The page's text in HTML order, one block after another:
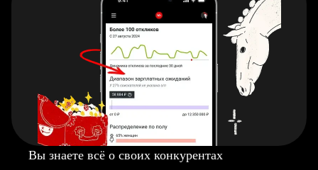
Вы знаете всё о своих конкурентах